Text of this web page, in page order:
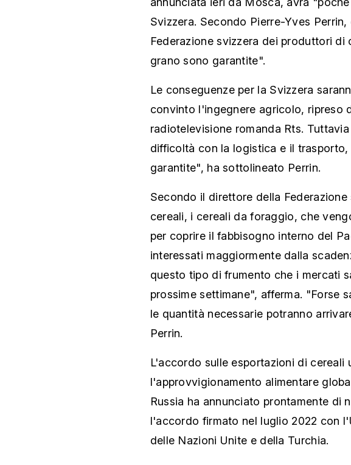
Svizzera. Secondo Pierre-Yves
Federazione svizzera dei produttori di
grano sono garantite".
Le conseguenze per la Svizzera
convinto l'ingegnere agricolo, ripreso
radiotelevisione romanda Rts.
difficoltà con la logistica e il
garantite", ha sottolineato Perrin.
Secondo il direttore della
cereali, i cereali da foraggio, che
per coprire il fabbisogno interno del
interessati maggiormente dalla
questo tipo di frumento che i mercati
prossime settimane", afferma. "Forse
le quantità necessarie potranno
Perrin.
L'accordo sulle esportazioni di cereali
l'approvvigionamento alimentare
Russia ha annunciato prontamente di
l'accordo firmato nel luglio 2022 con
delle Nazioni Unite e della Turchia.